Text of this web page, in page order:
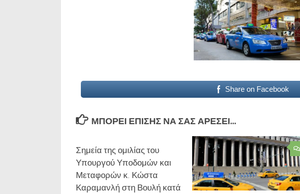
Share on Facebook
ΜΠΟΡΕΊ ΕΠΊΣΗΣ ΝΑ ΣΑΣ ΑΡΈΣΕΙ...
Σημεία της ομιλίας του
Υπουργού Υποδομών και
Μεταφορών κ. Κώστα
Καραμανλή στη Βουλή κατά